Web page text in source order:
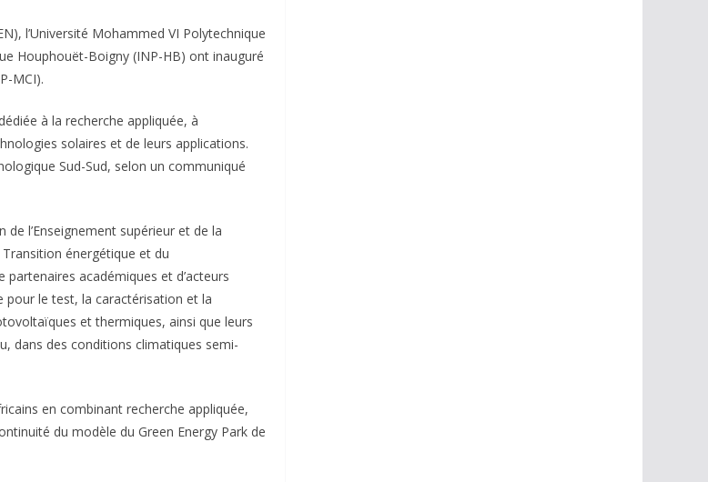
l’Université Mohammed VI Polytechnique
Houphouët-Boigny (INP-HB) ont inauguré
MCI).
à la recherche appliquée, à
solaires et de leurs applications.
Sud-Sud, selon un communiqué
l’Enseignement supérieur et de la
énergétique et du
académiques et d’acteurs
pour le test, la caractérisation et la
et thermiques, ainsi que leurs
dans des conditions climatiques semi-
en combinant recherche appliquée,
du modèle du Green Energy Park de